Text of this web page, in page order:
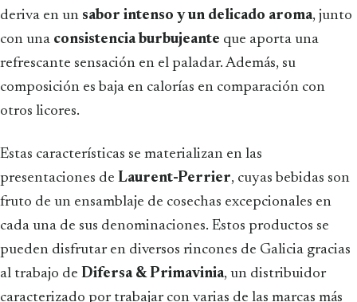
deriva en un sabor intenso y un delicado aroma, junto
con una consistencia burbujeante que aporta una
refrescante sensación en el paladar. Además, su
composición es baja en calorías en comparación con
otros licores.
Estas características se materializan en las
presentaciones de Laurent-Perrier, cuyas bebidas son
fruto de un ensamblaje de cosechas excepcionales en
cada una de sus denominaciones. Estos productos se
pueden disfrutar en diversos rincones de Galicia gracias
al trabajo de Difersa & Primavinia, un distribuidor
caracterizado por trabajar con varias de las marcas más